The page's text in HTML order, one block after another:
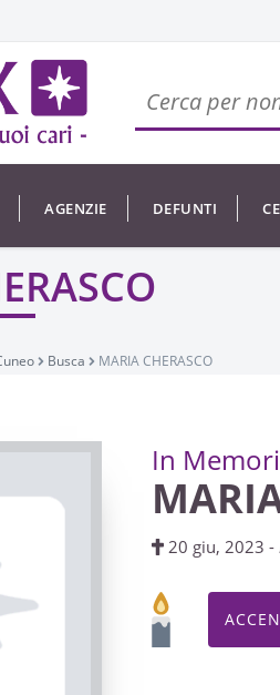
AGENZIE DEFUNTI
Busca MARIA CHERASCO
In
20 giu, 2023 -